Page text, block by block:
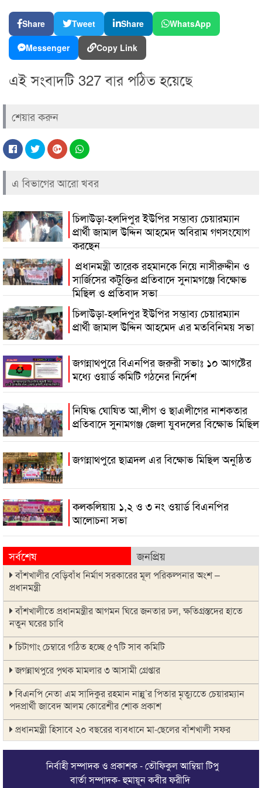
Share Tweet Share WhatsApp
Messenger Copy Link
এই সংবাদটি 327 বার পঠিত হয়েছে
শেয়ার করুন
এ বিভাগের আরো খবর
চিলাউড়া-হলদিপুর ইউপির সম্ভাব্য চেয়ারম্যান
প্রার্থী জামাল উদ্দিন আহমেদ অবিরাম গণসংযোগ
করছেন
প্রধানমন্ত্রী তারেক রহমানকে নিয়ে নাসীরুদ্দীন ও
সার্জিসের কটুক্তির প্রতিবাদে সুনামগঞ্জে বিক্ষোভ
মিছিল ও প্রতিবাদ সভা
চিলাউড়া-হলদিপুর ইউপির সম্ভাব্য চেয়ারম্যান
প্রার্থী জামাল উদ্দিন আহমেদ এর মতবিনিময় সভা
জগন্নাথপুরে বিএনপির জরুরী সভাঃ ১০ আগষ্টের
মধ্যে ওয়ার্ড কমিটি গঠনের নির্দেশ
নিষিদ্ধ ঘোষিত আ,লীগ ও ছাএলীগের নাশকতার
প্রতিবাদে সুনামগঞ্জ জেলা যুবদলের বিক্ষোভ মিছিল
জগন্নাথপুরে ছাত্রদল এর বিক্ষোভ মিছিল অনুষ্ঠিত
কলকলিয়ায় ১,২ ও ৩ নং ওয়ার্ড বিএনপির
আলোচনা সভা
সর্বশেষ জনপ্রিয়
বাঁশখালীর বেড়িবাঁধ নির্মাণ সরকারের মূল পরিকল্পনার অংশ –
প্রধানমন্ত্রী
বাঁশখালীতে প্রধানমন্ত্রীর আগমন ঘিরে জনতার ঢল, ক্ষতিগ্রস্তদের হাতে
নতুন ঘরের চাবি
চিটাগাং চেম্বারে গঠিত হচ্ছে ৫৭টি সাব কমিটি
জগন্নাথপুরে পৃথক মামলার ৩ আসামী গ্রেপ্তার
বিএনপি নেতা এম সাদিকুর রহমান নান্নু’র পিতার মৃত্যুতেে চেয়ারম্যান
পদপ্রার্থী জাবেদ আলম কোরেশীর শোক প্রকাশ
প্রধানমন্ত্রী হিসাবে ২০ বছরের ব্যবধানে মা-ছেলের বাঁশখালী সফর
জগন্নাথপুর উপজেলা দুর্নীতি প্রতিরোধ কমিটিকে জাবেদ আলম
কোরেশীর অভিনন্দন ও শুভেচ্ছা
নির্বাহী সম্পাদক ও প্রকাশক - তৌফিকুল আম্বিয়া টিপু
বার্তা সম্পাদক- হুমায়ূন কবীর ফরীদি